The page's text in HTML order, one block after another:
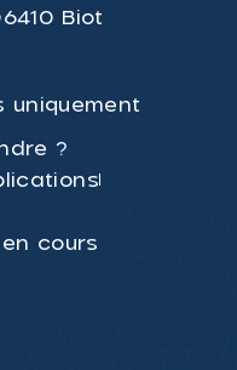
Biot
uniquement
?
cours